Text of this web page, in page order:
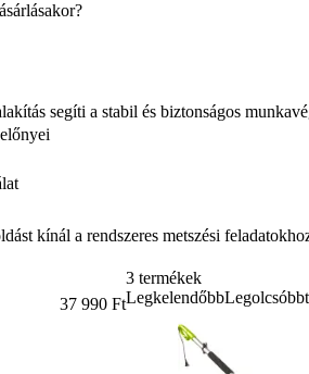
segíti a stabil és biztonságos
kínál a rendszeres metszési
37 990 Ft
3 termékek
Legkelendőbb